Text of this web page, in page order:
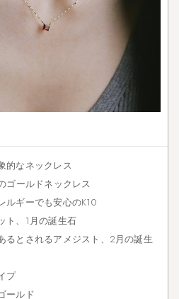
的なネックレス
ゴールドネックレス
ルギーでも安心のK10
ト、1月の誕生石
るとされるアメジスト、2月の誕生
プ
ールド